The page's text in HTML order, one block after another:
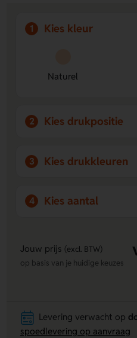
Duurzaam materiaal:
kunststof met houten
Bedrukbare voorkant:
1 Kies kleur
Naturel
2 Kies drukpositie
3 Kies drukkleuren
4 Kies aantal
Jouw prijs (excl. BTW)
op basis van je huidige keuzes
Levering verwacht op
spoedlevering op aanvraag